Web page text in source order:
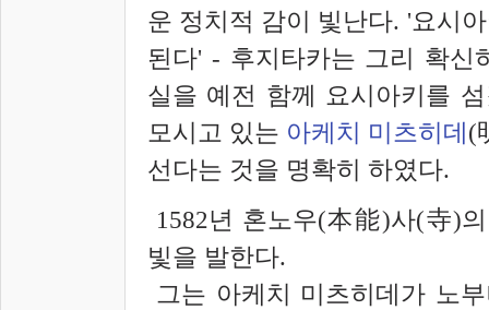
운 정치적 감이 빛난다. '요시
된다' - 후지타카는 그리 확신
실을 예전 함께 요시아키를
모시고 있는 아케치 미츠히데 (
선다는 것을 명확히 하였다.
1582년 혼노우(本能)사(寺)
빛을 발한다.
그는 아케치 미츠히데가 노